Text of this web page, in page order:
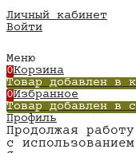
Личный кабинет
Войти
Меню
0Корзина
Товар добавлен в
0Избранное
Товар добавлен в
Профиль
Продолжая
с использованием